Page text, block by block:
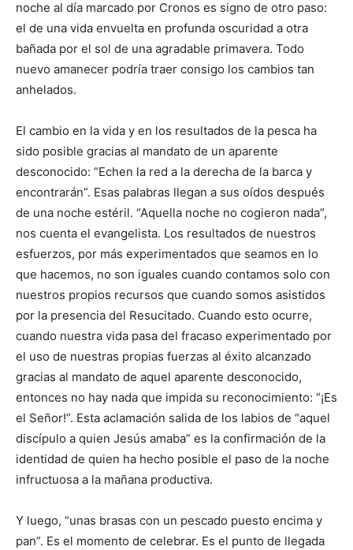
noche al día marcado por Cronos es signo de otro paso:
el de una vida envuelta en profunda oscuridad a otra
bañada por el sol de una agra­dable prima­vera. Todo
nuevo amanecer podría traer consigo los cambios tan
anhelados.
El cambio en la vida y en los resultados de la pesca ha
sido posible gracias al mandato de un aparente
desconocido: “Echen la red a la derecha de la barca y
encontrarán”. Esas palabras llegan a sus oídos después
de una noche estéril. “Aquella noche no cogieron nada”,
nos cuenta el evangelista. Los resultados de nues­tros
esfuerzos, por más expe­rimentados que seamos en lo
que hacemos, no son iguales cuando contamos solo con
nuestros propios recursos que cuando somos asistidos
por la presencia del Resucitado. Cuando esto ocurre,
cuando nuestra vida pasa del fracaso experimentado por
el uso de nuestras propias fuerzas al éxito alcanzado
gracias al mandato de aquel aparente desconocido,
entonces no hay nada que impida su reconoci­miento: “¡Es
el Señor!”. Esta aclamación salida de los labios de “aquel
discípulo a quien Jesús amaba” es la confirmación de la
identidad de quien ha hecho posible el paso de la noche
infructuosa a la mañana productiva.
Y luego, “unas brasas con un pescado puesto encima y
pan”. Es el momento de celebrar. Es el punto de llegada